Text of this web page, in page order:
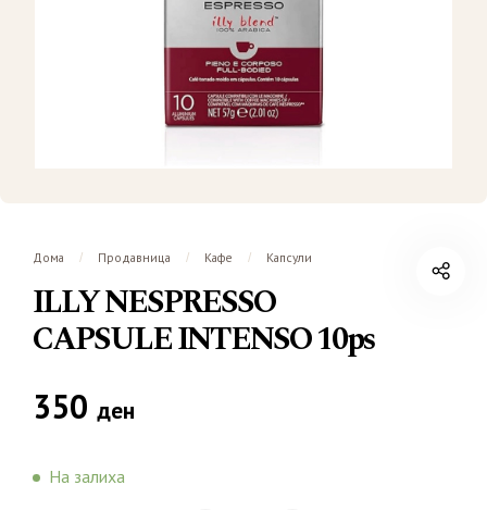
Дома / Продавница / Кафе / Капсули
ILLY NESPRESSO
CAPSULE INTENSO 10ps
350 ден
На залиха